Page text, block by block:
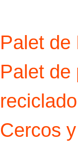
Palet de
Palet de
reciclado
Cercos